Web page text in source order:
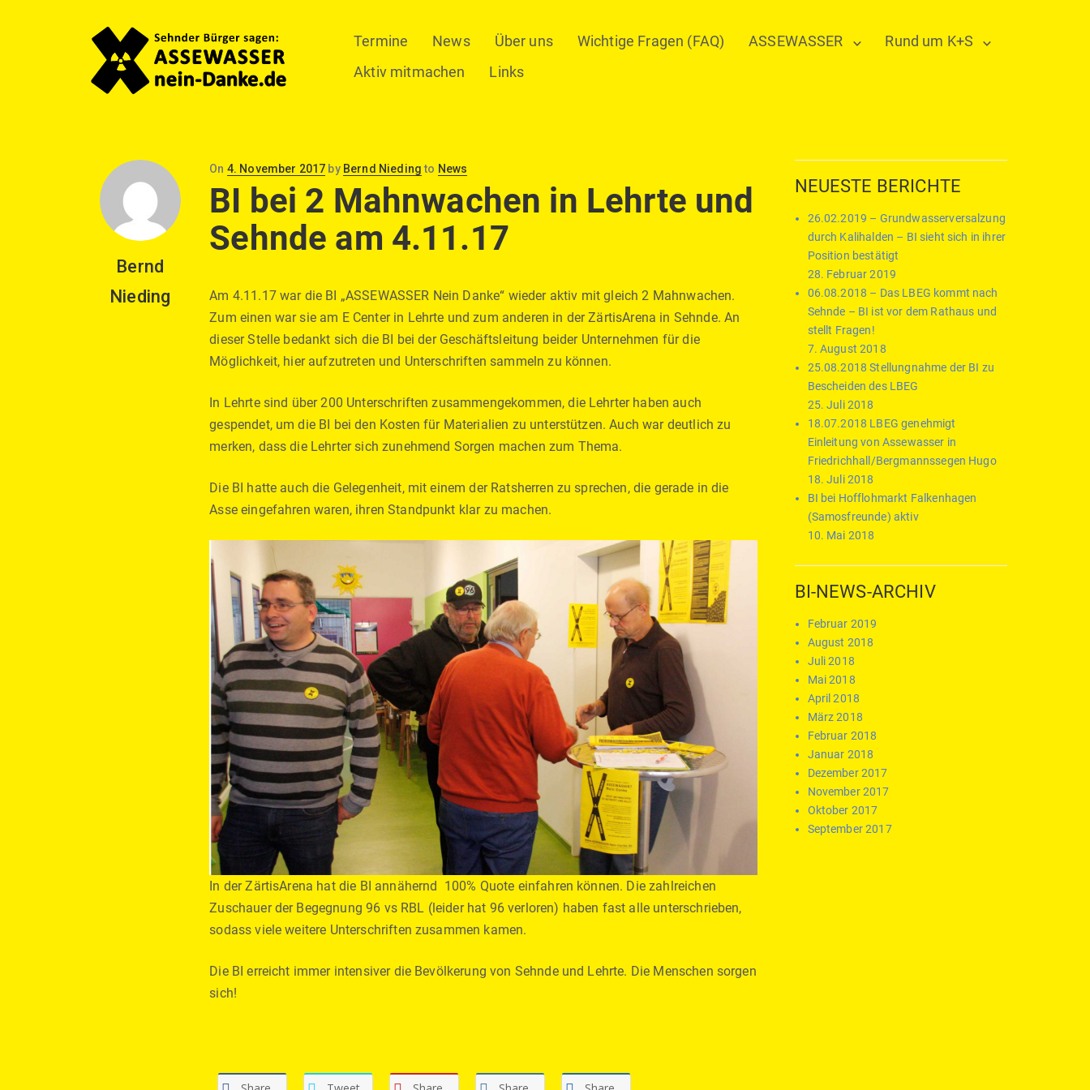
Termine News Über uns Wichtige Fragen (FAQ) ASSEWASSER
Rund um K+S
Aktiv mitmachen
Links
Bernd
Nieding
On Posted
on
4. November 2017 by Bernd Niedingto News
BI bei 2 Mahnwachen in Lehrte und
Sehnde am 4.11.17
Am 4.11.17 war die BI „ASSEWASSER Nein Danke“ wieder aktiv mit gleich 2 Mahnwachen.
Zum einen war sie am E Center in Lehrte und zum anderen in der ZärtisArena in Sehnde. An
dieser Stelle bedankt sich die BI bei der Geschäftsleitung beider Unternehmen für die
Möglichkeit, hier aufzutreten und Unterschriften sammeln zu können.
In Lehrte sind über 200 Unterschriften zusammengekommen, die Lehrter haben auch
gespendet, um die BI bei den Kosten für Materialien zu unterstützen. Auch war deutlich zu
merken, dass die Lehrter sich zunehmend Sorgen machen zum Thema.
Die BI hatte auch die Gelegenheit, mit einem der Ratsherren zu sprechen, die gerade in die
Asse eingefahren waren, ihren Standpunkt klar zu machen.
In der ZärtisArena hat die BI annähernd 100% Quote einfahren können. Die zahlreichen
Zuschauer der Begegnung 96 vs RBL (leider hat 96 verloren) haben fast alle unterschrieben,
sodass viele weitere Unterschriften zusammen kamen.
Die BI erreicht immer intensiver die Bevölkerung von Sehnde und Lehrte. Die Menschen sorgen
sich!
NEUESTE BERICHTE
26.02.2019 – Grundwasserversalzung
durch Kalihalden – BI sieht sich in ihrer
Position bestätigt
28. Februar 2019
06.08.2018 – Das LBEG kommt nach
Sehnde – BI ist vor dem Rathaus und
stellt Fragen!
7. August 2018
25.08.2018 Stellungnahme der BI zu
Bescheiden des LBEG
25. Juli 2018
18.07.2018 LBEG genehmigt
Einleitung von Assewasser in
Friedrichhall/Bergmannssegen Hugo
18. Juli 2018
BI bei Hofflohmarkt Falkenhagen
(Samosfreunde) aktiv
10. Mai 2018
BI-NEWS-ARCHIV
Februar 2019
August 2018
Juli 2018
Mai 2018
April 2018
März 2018
Februar 2018
Januar 2018
Dezember 2017
November 2017
Oktober 2017
September 2017